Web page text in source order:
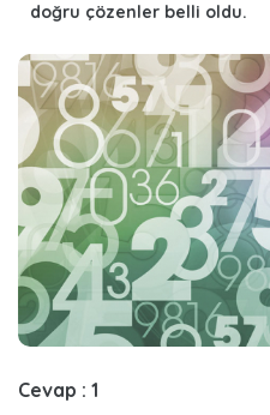
doğru çözenler belli oldu.
Cevap : 1